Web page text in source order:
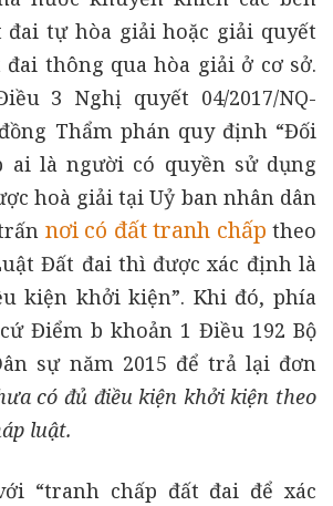
đai tự hòa giải hoặc giải quyết
thông qua hòa giải ở cơ sở.
3 Nghị quyết 04/2017/NQ-
Thẩm phán quy định “Đối
ai là người có quyền sử dụng
hoà giải tại Uỷ ban nhân dân
nơi có đất tranh chấp theo
Đất đai thì được xác định là
kiện khởi kiện”. Khi đó, phía
Điểm b khoản 1 Điều 192 Bộ
sự năm 2015 để trả lại đơn
có đủ điều kiện khởi kiện theo
luật.
“tranh chấp đất đai để xác